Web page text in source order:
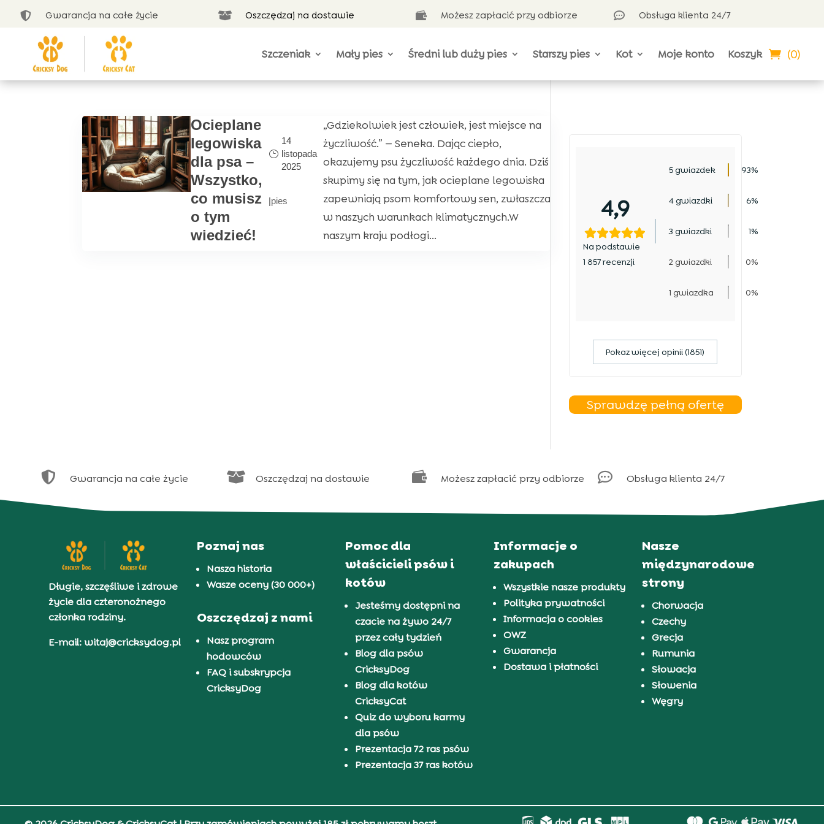
 Gwarancja na całe życie  Oszczędzaj na dostawie  Możesz zapłacić przy odbiorze  Obsługa klienta 24/7
Szczeniak Mały pies Średni lub duży pies Starszy pies Kot Moje konto Koszyk (0)
Ocieplane
legowiska
dla psa –
Wszystko,
co musisz
o tym
wiedzieć!
14
listopada
2025
|pies
„Gdziekolwiek jest człowiek, jest miejsce na
życzliwość.” — Seneka. Dając ciepło,
okazujemy psu życzliwość każdego dnia. Dziś
skupimy się na tym, jak ocieplane legowiska
zapewniają psom komfortowy sen, zwłaszcza
w naszych warunkach klimatycznych.W
naszym kraju podłogi...
4,9
Na podstawie
1 857 recenzji
5 gwiazdek 93%
4 gwiazdki 6%
3 gwiazdki 1%
2 gwiazdki 0%
1 gwiazdka 0%
Pokaz więcej opinii (1851)
Sprawdzę pełną ofertę
 Gwarancja na całe życie  Oszczędzaj na dostawie  Możesz zapłacić przy odbiorze  Obsługa klienta 24/7
Długie, szczęśliwe i zdrowe
życie dla czteronożnego
członka rodziny.
E-mail: witaj@cricksydog.pl
Poznaj nas
Nasza historia
Wasze oceny (30 000+)
Oszczędzaj z nami
Nasz program
hodowców
FAQ i subskrypcja
CricksyDog
Pomoc dla
właścicieli psów i
kotów
Jesteśmy dostępni na
czacie na żywo 24/7
przez cały tydzień
Blog dla psów
CricksyDog
Blog dla kotów
CricksyCat
Quiz do wyboru karmy
dla psów
Prezentacja 72 ras psów
Prezentacja 37 ras kotów
Informacje o
zakupach
Wszystkie nasze produkty
Polityka prywatności
Informacja o cookies
OWZ
Gwarancja
Dostawa i płatności
Nasze
międzynarodowe
strony
Chorwacja
Czechy
Grecja
Rumunia
Słowacja
Słowenia
Węgry